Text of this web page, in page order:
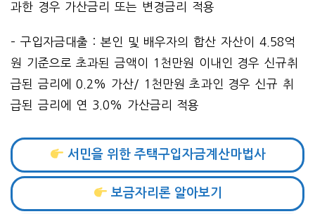
과한 경우 가산금리 또는 변경금리 적용
– 구입자금대출 : 본인 및 배우자의 합산 자산이 4.58억
원 기준으로 초과된 금액이 1천만원 이내인 경우 신규취
급된 금리에 0.2% 가산/ 1천만원 초과인 경우 신규 취
급된 금리에 연 3.0% 가산금리 적용
서민을 위한 주택구입자금계산마법사
보금자리론 알아보기